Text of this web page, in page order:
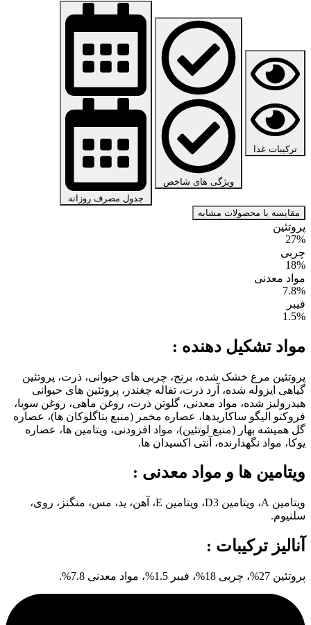
ترکیبات غذا
ویژگی های شاخص
جدول مصرف روزانه
مقایسه با محصولات مشابه
پروتئین
27%
چربی
18%
مواد معدنی
7.8%
فیبر
1.5%
مواد تشکیل دهنده :
پروتئین مرغ خشک شده، برنج، چربی های حیوانی، ذرت، پروتئین
گیاهی ایزوله شده، آرد ذرت، تفاله چغندر، پروتئین های حیوانی
هیدرولیز شده، مواد معدنی، گلوتن ذرت، روغن ماهی، روغن سویا،
فروکتو الیگو ساکاریدها، عصاره مخمر (منبع بتاگلوکان ها)، عصاره
گل همیشه بهار (منبع لوتئین)، مواد افزودنی، ویتامین ها، عصاره
یوکا، مواد نگهدارنده، آنتی اکسیدان ها.
ویتامین ها و مواد معدنی :
ویتامین A، ویتامین D3، ویتامین E، آهن، ید، مس، منگنز، روی،
سلنیوم.
آنالیز ترکیبات :
پروتئین 27%، چربی 18%، فیبر 1.5%، مواد معدنی 7.8%.